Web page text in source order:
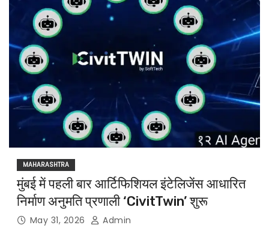
MAHARASHTRA
मुंबई में पहली बार आर्टिफिशियल इंटेलिजेंस आधारित
निर्माण अनुमति प्रणाली ‘CivitTwin’ शुरू
May 31, 2026 Admin